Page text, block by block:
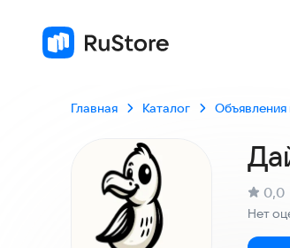
Главная Каталог Объявления
0,0
Нет